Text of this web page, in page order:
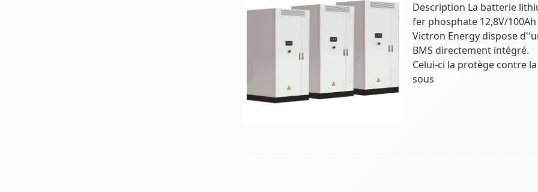
Description La batterie
fer phosphate 12,8V/
Victron Energy dispose
BMS directement intégré.
Celui-ci la protège contre la
sous